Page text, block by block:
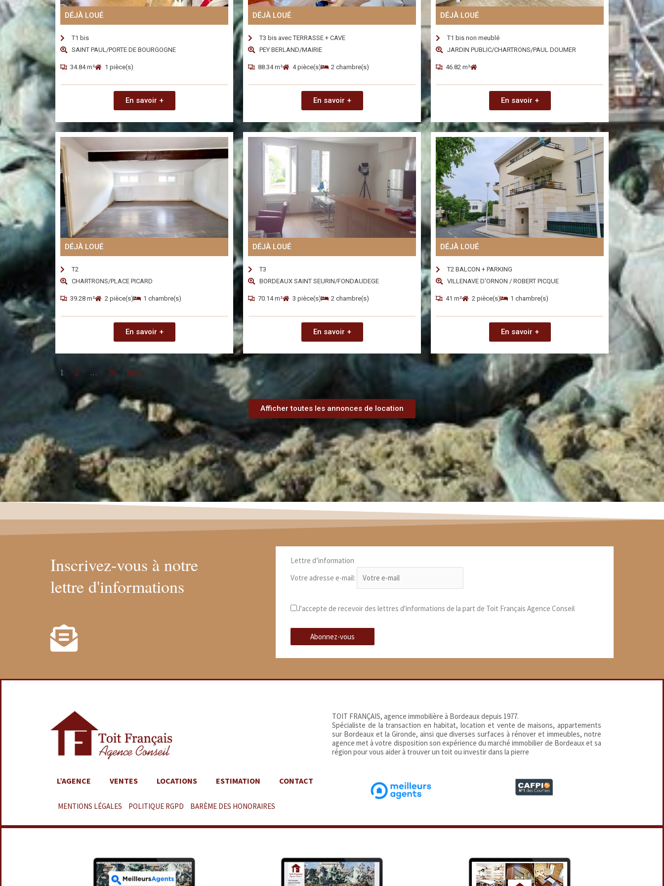
DÉJÀ LOUÉ
T1 bis
SAINT PAUL/PORTE DE BOURGOGNE
34.84 m² 1 pièce(s)
En savoir +
DÉJÀ LOUÉ
T3 bis avec TERRASSE + CAVE
PEY BERLAND/MAIRIE
88.34 m² 4 pièce(s) 2 chambre(s)
En savoir +
DÉJÀ LOUÉ
T1 bis non meublé
JARDIN PUBLIC/CHARTRONS/PAUL DOUMER
46.82 m²
En savoir +
DÉJÀ LOUÉ
T2
CHARTRONS/PLACE PICARD
39.28 m² 2 pièce(s) 1 chambre(s)
En savoir +
DÉJÀ LOUÉ
T3
BORDEAUX SAINT SEURIN/FONDAUDEGE
70.14 m² 3 pièce(s) 2 chambre(s)
En savoir +
DÉJÀ LOUÉ
T2 BALCON + PARKING
VILLENAVE D'ORNON / ROBERT PICQUE
41 m² 2 pièce(s) 1 chambre(s)
En savoir +
1 2 … 28 Next »
Afficher toutes les annonces de location
Inscrivez-vous à notre
lettre d'informations
Lettre d’information
Votre adresse e-mail:
J'accepte de recevoir des lettres d'informations de la part de Toit Français Agence Conseil
L’AGENCE VENTES LOCATIONS ESTIMATION CONTACT
MENTIONS LÉGALES POLITIQUE RGPD BARÈME DES HONORAIRES
TOIT FRANÇAIS, agence immobilière à Bordeaux depuis 1977.
Spécialiste de la transaction en habitat, location et vente de maisons, appartements
sur Bordeaux et la Gironde, ainsi que diverses surfaces à rénover et immeubles, notre
agence met à votre disposition son expérience du marché immobilier de Bordeaux et sa
région pour vous aider à trouver un toit ou investir dans la pierre